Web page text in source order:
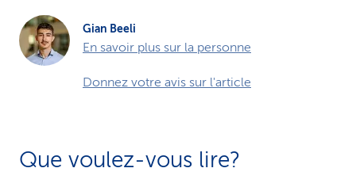
Gian Beeli
En savoir plus sur la personne
Donnez votre avis sur l'article
Que voulez-vous lire?